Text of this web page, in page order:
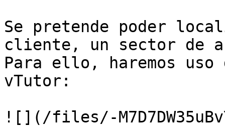
Se pretende poder
cliente, un sector de
Para ello, haremos
vTutor:
![](/files/-